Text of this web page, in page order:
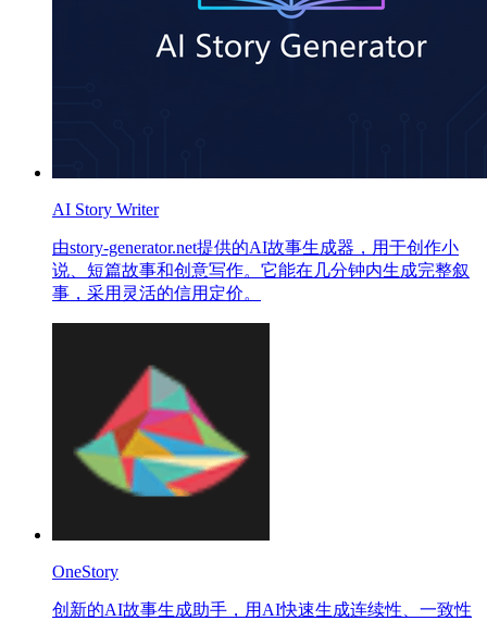
AI Story Writer
由story-generator.net提供的AI故事生成器，用于创作小
说、短篇故事和创意写作。它能在几分钟内生成完整叙
事，采用灵活的信用定价。
OneStory
创新的AI故事生成助手，用AI快速生成连续性、一致性